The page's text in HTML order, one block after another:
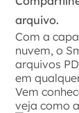
arquivo.
Com a
nuvem, o
arquivos
em
Vem
veja como